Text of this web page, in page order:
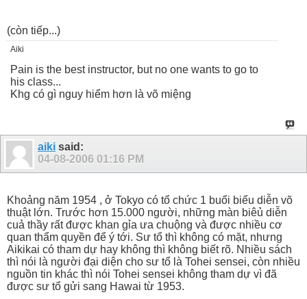
(còn tiếp...)
Aiki
Pain is the best instructor, but no one wants to go to
his class...
Khg có gì nguy hiểm hơn là võ miệng
aiki said:
04-08-2006 01:16 PM
Khoảng năm 1954 , ở Tokyo có tổ chức 1 buổi biểu diễn võ
thuật lớn. Trước hơn 15.000 người, những màn biêủ diễn
cuả thầy rất được khan gỉa ưa chuộng và được nhiều cơ
quan thẩm quyền để ý tới. Sư tổ thì không có mặt, nhưng
Aikikai có tham dự hay không thì không biết rõ. Nhiều sách
thì nói là người đại diện cho sư tổ là Tohei sensei, còn nhiều
nguồn tin khác thì nói Tohei sensei không tham dự vì đã
được sư tổ gửi sang Hawai từ 1953.